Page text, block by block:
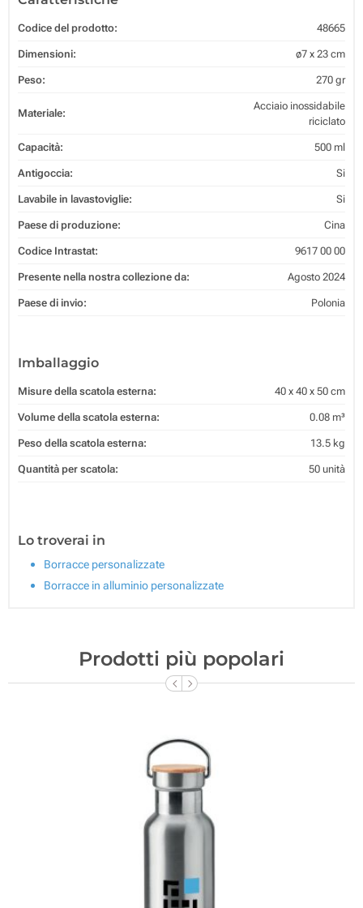
Codice del prodotto: 48665
Dimensioni: ø7 x 23 cm
Peso: 270 gr
Materiale:
Acciaio inossidabile
riciclato
Capacità: 500 ml
Antigoccia: Si
Lavabile in lavastoviglie: Si
Paese di produzione: Cina
Codice Intrastat: 9617 00 00
Presente nella nostra collezione da: Agosto 2024
Paese di invio: Polonia
Imballaggio
Misure della scatola esterna: 40 x 40 x 50 cm
Volume della scatola esterna: 0.08 m³
Peso della scatola esterna: 13.5 kg
Quantità per scatola: 50 unità
Lo troverai in
Borracce personalizzate
Borracce in alluminio personalizzate
Prodotti più popolari